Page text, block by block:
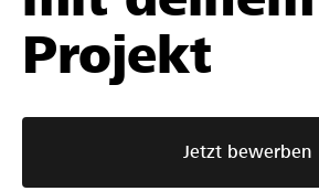
Projekt
Jetzt bewerben